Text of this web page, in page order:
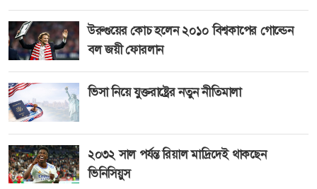
উরুগুয়ের কোচ হলেন ২০১০ বিশ্বকাপের গোল্ডেন
বল জয়ী ফোরলান
ভিসা নিয়ে যুক্তরাষ্ট্রের নতুন নীতিমালা
২০৩২ সাল পর্যন্ত রিয়াল মাদ্রিদেই থাকছেন
ভিনিসিয়ুস